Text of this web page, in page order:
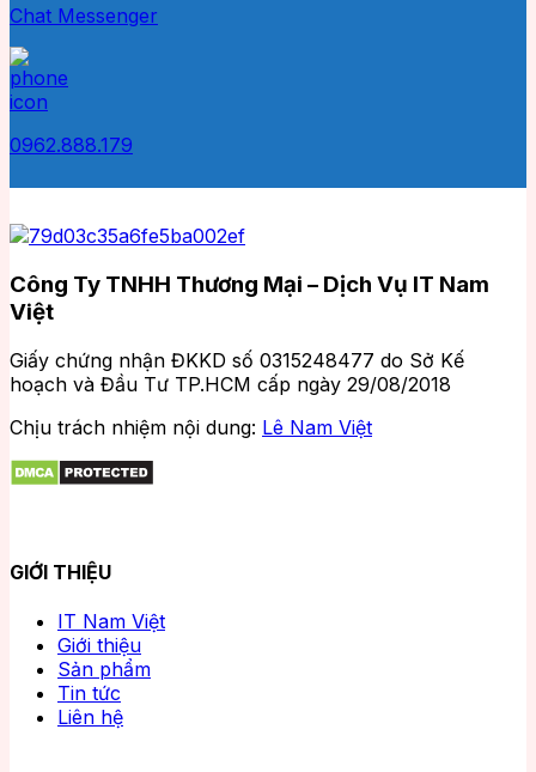
Chat Messenger
0962.888.179
Công Ty TNHH Thương Mại – Dịch Vụ IT Nam
Việt
Giấy chứng nhận ĐKKD số 0315248477 do Sở Kế
hoạch và Đầu Tư TP.HCM cấp ngày 29/08/2018
Chịu trách nhiệm nội dung: Lê Nam Việt
GIỚI THIỆU
IT Nam Việt
Giới thiệu
Sản phẩm
Tin tức
Liên hệ